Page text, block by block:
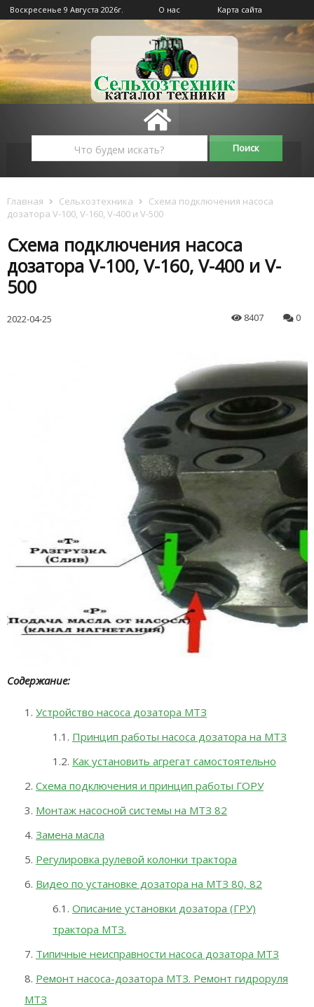
Воскресенье 9 Августа 2026г. О нас Карта сайта
Главная Сельхозтехника
Схема подключения насоса
дозатора V-100, V-160, V-400 и V-500
Схема подключения насоса
дозатора V-100, V-160, V-400 и V-
500
2022-04-25 8407 0
Содержание:
Устройство насоса дозатора МТЗ
Принцип работы насоса дозатора на МТЗ
Как установить агрегат самостоятельно
Схема подключения и принцип работы ГОРУ
Монтаж насосной системы на МТЗ 82
Замена масла
Регулировка рулевой колонки трактора
Видео по установке дозатора на МТЗ 80, 82
Описание установки дозатора (ГРУ)
трактора МТЗ.
Типичные неисправности насоса дозатора МТЗ
Ремонт насоса-дозатора МТЗ. Ремонт гидроруля
МТЗ